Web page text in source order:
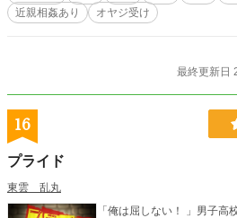
近親相姦あり オヤジ受け
最終更新日
16
プライド
東雲 乱丸
「俺は屈しない！ 」男子